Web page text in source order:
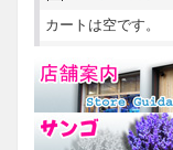
カートは空です。